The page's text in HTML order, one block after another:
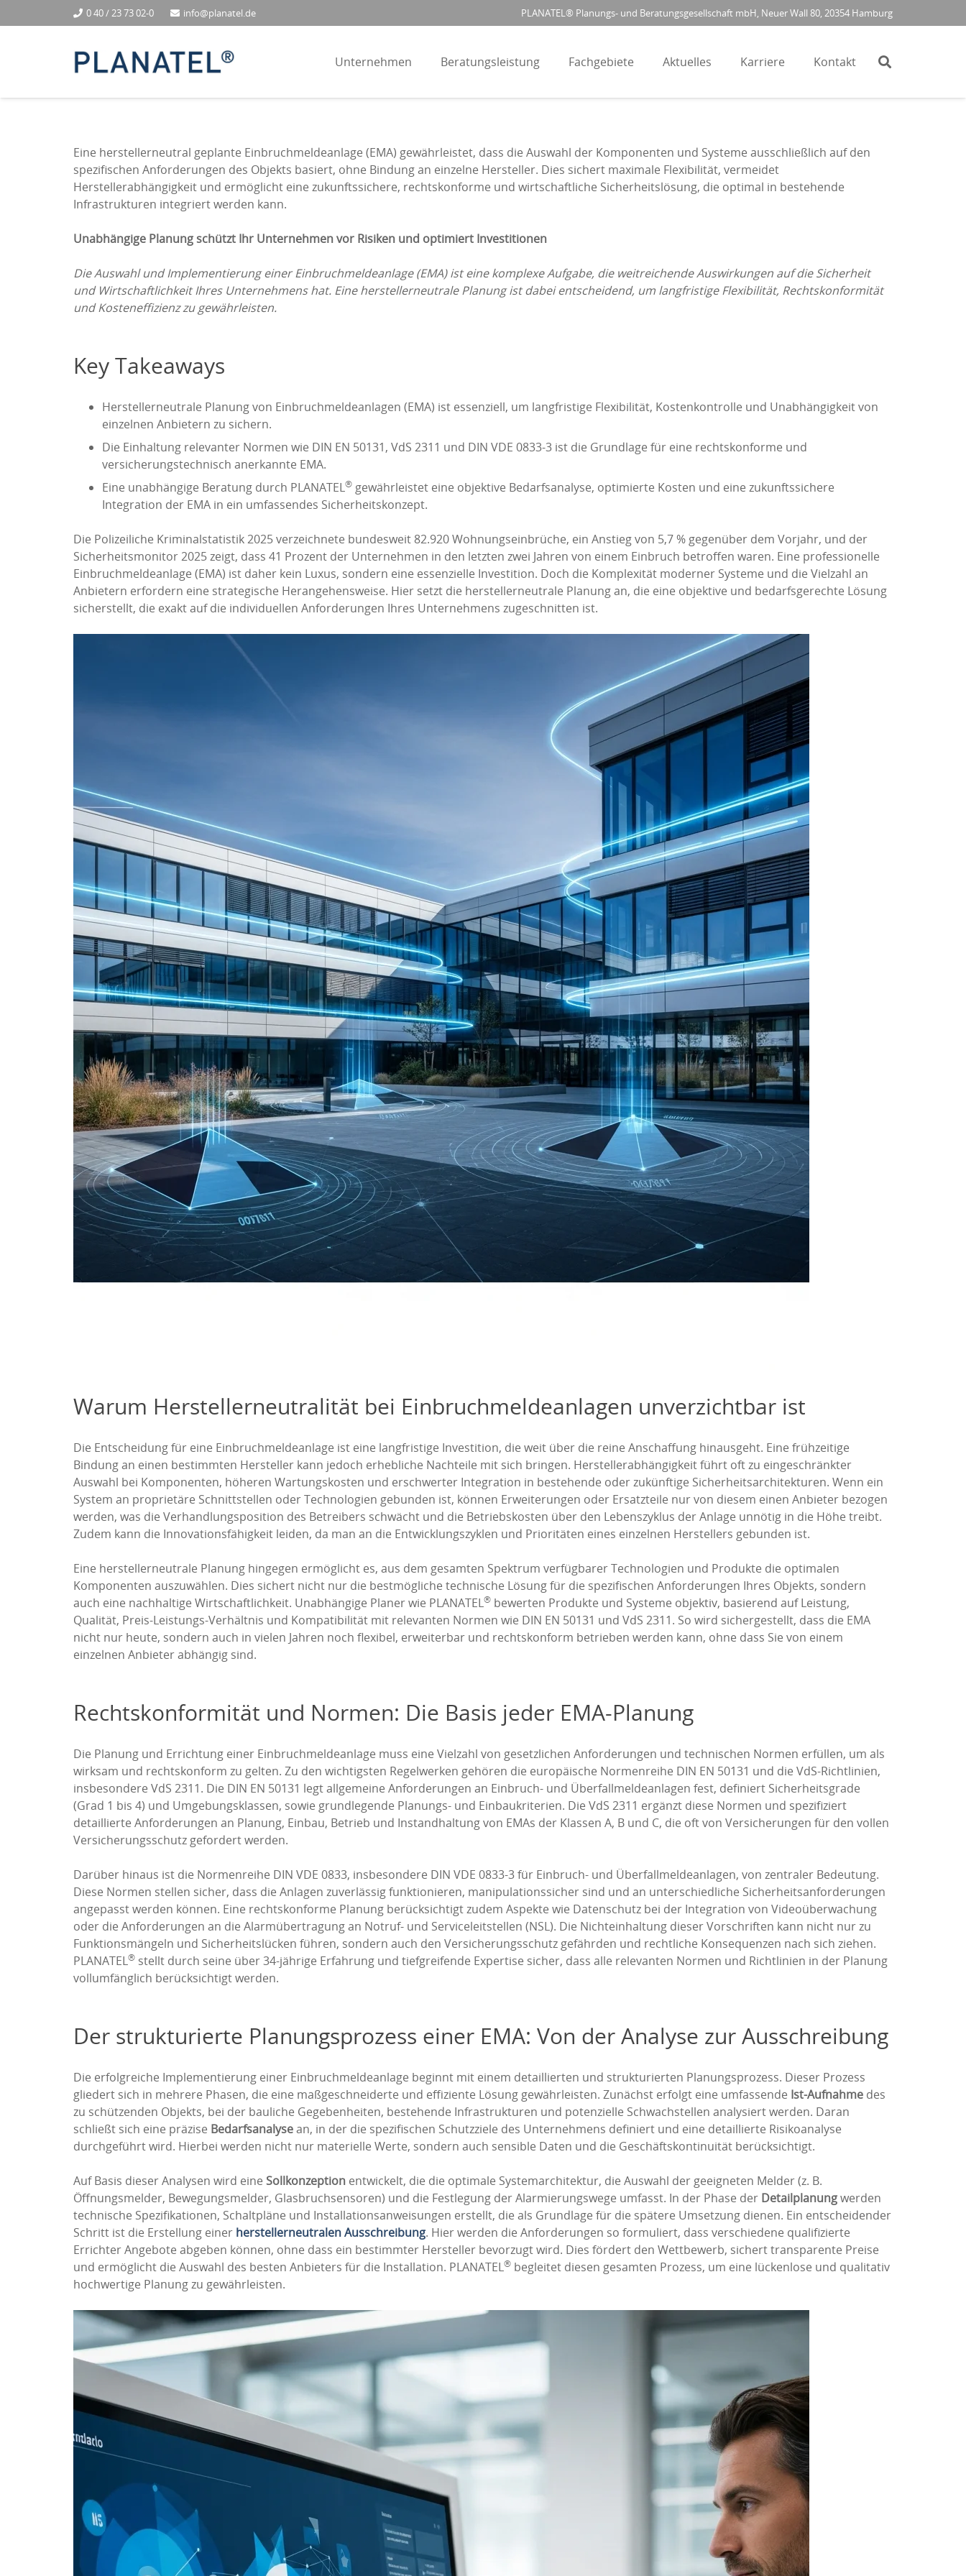
0 40 / 23 73 02-0 info@planatel.de PLANATEL® Planungs- und Beratungsgesellschaft mbH, Neuer Wall 80, 20354 Hamburg
Unternehmen Beratungsleistung Fachgebiete Aktuelles Karriere Kontakt
Eine herstellerneutral geplante Einbruchmeldeanlage (EMA) gewährleistet, dass die Auswahl der Komponenten und Systeme ausschließlich auf den
spezifischen Anforderungen des Objekts basiert, ohne Bindung an einzelne Hersteller. Dies sichert maximale Flexibilität, vermeidet
Herstellerabhängigkeit und ermöglicht eine zukunftssichere, rechtskonforme und wirtschaftliche Sicherheitslösung, die optimal in bestehende
Infrastrukturen integriert werden kann.
Unabhängige Planung schützt Ihr Unternehmen vor Risiken und optimiert Investitionen
Die Auswahl und Implementierung einer Einbruchmeldeanlage (EMA) ist eine komplexe Aufgabe, die weitreichende Auswirkungen auf die Sicherheit
und Wirtschaftlichkeit Ihres Unternehmens hat. Eine herstellerneutrale Planung ist dabei entscheidend, um langfristige Flexibilität, Rechtskonformität
und Kosteneffizienz zu gewährleisten.
Key Takeaways
Herstellerneutrale Planung von Einbruchmeldeanlagen (EMA) ist essenziell, um langfristige Flexibilität, Kostenkontrolle und Unabhängigkeit von
einzelnen Anbietern zu sichern.
Die Einhaltung relevanter Normen wie DIN EN 50131, VdS 2311 und DIN VDE 0833-3 ist die Grundlage für eine rechtskonforme und
versicherungstechnisch anerkannte EMA.
Eine unabhängige Beratung durch PLANATEL® gewährleistet eine objektive Bedarfsanalyse, optimierte Kosten und eine zukunftssichere
Integration der EMA in ein umfassendes Sicherheitskonzept.
Die Polizeiliche Kriminalstatistik 2025 verzeichnete bundesweit 82.920 Wohnungseinbrüche, ein Anstieg von 5,7 % gegenüber dem Vorjahr, und der
Sicherheitsmonitor 2025 zeigt, dass 41 Prozent der Unternehmen in den letzten zwei Jahren von einem Einbruch betroffen waren. Eine professionelle
Einbruchmeldeanlage (EMA) ist daher kein Luxus, sondern eine essenzielle Investition. Doch die Komplexität moderner Systeme und die Vielzahl an
Anbietern erfordern eine strategische Herangehensweise. Hier setzt die herstellerneutrale Planung an, die eine objektive und bedarfsgerechte Lösung
sicherstellt, die exakt auf die individuellen Anforderungen Ihres Unternehmens zugeschnitten ist.
Warum Herstellerneutralität bei Einbruchmeldeanlagen unverzichtbar ist
Die Entscheidung für eine Einbruchmeldeanlage ist eine langfristige Investition, die weit über die reine Anschaffung hinausgeht. Eine frühzeitige
Bindung an einen bestimmten Hersteller kann jedoch erhebliche Nachteile mit sich bringen. Herstellerabhängigkeit führt oft zu eingeschränkter
Auswahl bei Komponenten, höheren Wartungskosten und erschwerter Integration in bestehende oder zukünftige Sicherheitsarchitekturen. Wenn ein
System an proprietäre Schnittstellen oder Technologien gebunden ist, können Erweiterungen oder Ersatzteile nur von diesem einen Anbieter bezogen
werden, was die Verhandlungsposition des Betreibers schwächt und die Betriebskosten über den Lebenszyklus der Anlage unnötig in die Höhe treibt.
Zudem kann die Innovationsfähigkeit leiden, da man an die Entwicklungszyklen und Prioritäten eines einzelnen Herstellers gebunden ist.
Eine herstellerneutrale Planung hingegen ermöglicht es, aus dem gesamten Spektrum verfügbarer Technologien und Produkte die optimalen
Komponenten auszuwählen. Dies sichert nicht nur die bestmögliche technische Lösung für die spezifischen Anforderungen Ihres Objekts, sondern
auch eine nachhaltige Wirtschaftlichkeit. Unabhängige Planer wie PLANATEL® bewerten Produkte und Systeme objektiv, basierend auf Leistung,
Qualität, Preis-Leistungs-Verhältnis und Kompatibilität mit relevanten Normen wie DIN EN 50131 und VdS 2311. So wird sichergestellt, dass die EMA
nicht nur heute, sondern auch in vielen Jahren noch flexibel, erweiterbar und rechtskonform betrieben werden kann, ohne dass Sie von einem
einzelnen Anbieter abhängig sind.
Rechtskonformität und Normen: Die Basis jeder EMA-Planung
Die Planung und Errichtung einer Einbruchmeldeanlage muss eine Vielzahl von gesetzlichen Anforderungen und technischen Normen erfüllen, um als
wirksam und rechtskonform zu gelten. Zu den wichtigsten Regelwerken gehören die europäische Normenreihe DIN EN 50131 und die VdS-Richtlinien,
insbesondere VdS 2311. Die DIN EN 50131 legt allgemeine Anforderungen an Einbruch- und Überfallmeldeanlagen fest, definiert Sicherheitsgrade
(Grad 1 bis 4) und Umgebungsklassen, sowie grundlegende Planungs- und Einbaukriterien. Die VdS 2311 ergänzt diese Normen und spezifiziert
detaillierte Anforderungen an Planung, Einbau, Betrieb und Instandhaltung von EMAs der Klassen A, B und C, die oft von Versicherungen für den vollen
Versicherungsschutz gefordert werden.
Darüber hinaus ist die Normenreihe DIN VDE 0833, insbesondere DIN VDE 0833-3 für Einbruch- und Überfallmeldeanlagen, von zentraler Bedeutung.
Diese Normen stellen sicher, dass die Anlagen zuverlässig funktionieren, manipulationssicher sind und an unterschiedliche Sicherheitsanforderungen
angepasst werden können. Eine rechtskonforme Planung berücksichtigt zudem Aspekte wie Datenschutz bei der Integration von Videoüberwachung
oder die Anforderungen an die Alarmübertragung an Notruf- und Serviceleitstellen (NSL). Die Nichteinhaltung dieser Vorschriften kann nicht nur zu
Funktionsmängeln und Sicherheitslücken führen, sondern auch den Versicherungsschutz gefährden und rechtliche Konsequenzen nach sich ziehen.
PLANATEL® stellt durch seine über 34-jährige Erfahrung und tiefgreifende Expertise sicher, dass alle relevanten Normen und Richtlinien in der Planung
vollumfänglich berücksichtigt werden.
Der strukturierte Planungsprozess einer EMA: Von der Analyse zur Ausschreibung
Die erfolgreiche Implementierung einer Einbruchmeldeanlage beginnt mit einem detaillierten und strukturierten Planungsprozess. Dieser Prozess
gliedert sich in mehrere Phasen, die eine maßgeschneiderte und effiziente Lösung gewährleisten. Zunächst erfolgt eine umfassende Ist-Aufnahme des
zu schützenden Objekts, bei der bauliche Gegebenheiten, bestehende Infrastrukturen und potenzielle Schwachstellen analysiert werden. Daran
schließt sich eine präzise Bedarfsanalysean, in der die spezifischen Schutzziele des Unternehmens definiert und eine detaillierte Risikoanalyse
durchgeführt wird. Hierbei werden nicht nur materielle Werte, sondern auch sensible Daten und die Geschäftskontinuität berücksichtigt.
Auf Basis dieser Analysen wird eine Sollkonzeption entwickelt, die die optimale Systemarchitektur, die Auswahl der geeigneten Melder (z. B.
Öffnungsmelder, Bewegungsmelder, Glasbruchsensoren) und die Festlegung der Alarmierungswege umfasst. In der Phase der Detailplanungwerden
technische Spezifikationen, Schaltpläne und Installationsanweisungen erstellt, die als Grundlage für die spätere Umsetzung dienen. Ein entscheidender
Schritt ist die Erstellung einer herstellerneutralen Ausschreibung. Hier werden die Anforderungen so formuliert, dass verschiedene qualifizierte
Errichter Angebote abgeben können, ohne dass ein bestimmter Hersteller bevorzugt wird. Dies fördert den Wettbewerb, sichert transparente Preise
und ermöglicht die Auswahl des besten Anbieters für die Installation. PLANATEL® begleitet diesen gesamten Prozess, um eine lückenlose und qualitativ
hochwertige Planung zu gewährleisten.